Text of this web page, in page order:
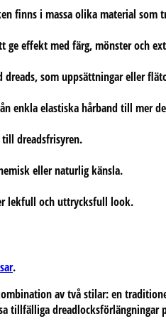
finns i massa olika material som
ge effekt med färg, mönster och
som uppsättningar eller
enkla elastiska hårband till mer
dreadsfrisyren.
eller naturlig känsla.
lekfull och uttrycksfull look.
.
av två stilar: en
tillfälliga dreadlocksförlängningar